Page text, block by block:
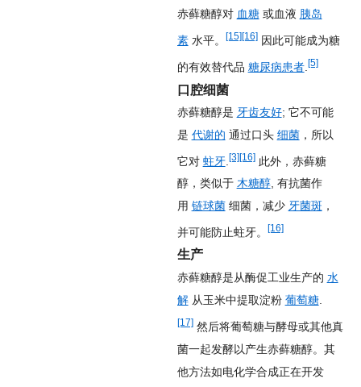
赤藓糖醇对 血糖或血液 胰岛
素水平。 [15][16]因此可能成为糖
的有效替代品 糖尿病患者. [5]
口腔细菌
赤藓糖醇是 牙齿友好; 它不可能
是 代谢的 通过口头 细菌，所以
它对 蛀牙. [3][16]此外，赤藓糖
醇，类似于 木糖醇, 有抗菌作
用 链球菌细菌，减少 牙菌斑，
并可能防止蛀牙。 [16]
生产
赤藓糖醇是从酶促工业生产的 水
解从玉米中提取淀粉 葡萄糖.
[17]然后将葡萄糖与酵母或其他真
菌一起发酵以产生赤藓糖醇。其
他方法如电化学合成正在开发